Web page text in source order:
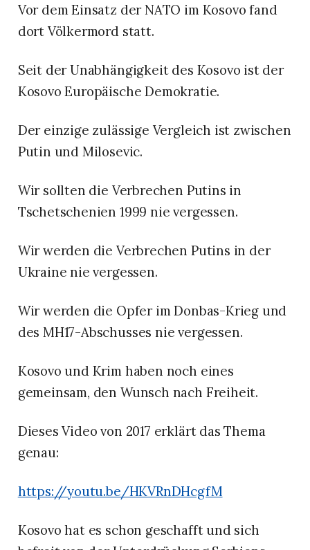
Vor dem Einsatz der NATO im Kosovo fand
dort Völkermord statt.
Seit der Unabhängigkeit des Kosovo ist der
Kosovo Europäische Demokratie.
Der einzige zulässige Vergleich ist zwischen
Putin und Milosevic.
Wir sollten die Verbrechen Putins in
Tschetschenien 1999 nie vergessen.
Wir werden die Verbrechen Putins in der
Ukraine nie vergessen.
Wir werden die Opfer im Donbas-Krieg und
des MH17-Abschusses nie vergessen.
Kosovo und Krim haben noch eines
gemeinsam, den Wunsch nach Freiheit.
Dieses Video von 2017 erklärt das Thema
genau:
https://youtu.be/HKVRnDHcgfM
Kosovo hat es schon geschafft und sich